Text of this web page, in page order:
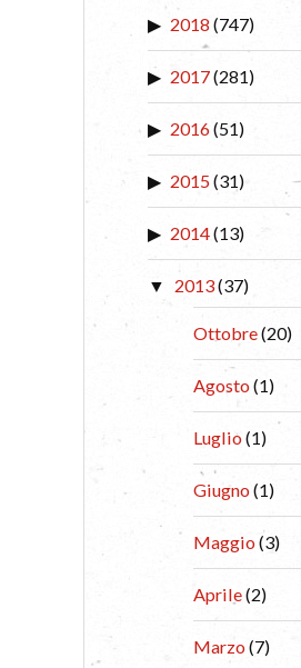
2018 (747)
2017(281)
2016(51)
2015(31)
2014(13)
2013(37)
Ottobre(20)
Agosto(1)
Luglio(1)
Giugno(1)
Maggio(3)
Aprile(2)
Marzo(7)